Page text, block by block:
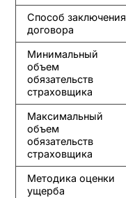
Способ заключения
договора
Минимальный
объем
обязательств
страховщика
Максимальный
объем
обязательств
страховщика
Методика оценки
ущерба